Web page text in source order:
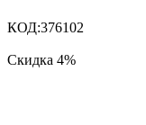
КОД:376102
Скидка 4%